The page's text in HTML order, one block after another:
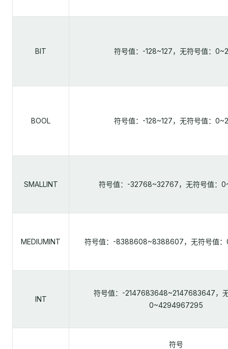
BIT 符号值：-128~127，无符号值：
BOOL 符号值：-128~127，无符号值：
SMALLINT 符号值：-32768~32767，无符号值：
MEDIUMINT 符号值：-8388608~8388607，无符号值：
INT
符号值：-2147683648~2147683647，
0~4294967295
符号